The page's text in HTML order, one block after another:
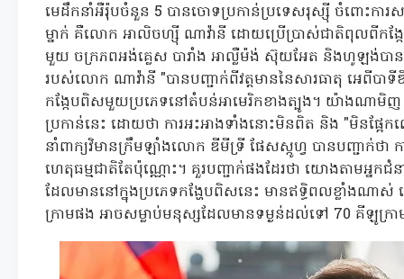
មេដឹកនាំអឺរ៉ុបចំនួន 5 បានចោទប្រកាន់ប្រទេសរុស្ស៊ី ចំពោះការស
ម្នាក់ គឺលោក អាលិចហ្ស៊ី ណាវ៉ានី ដោយប្រើប្រាស់ជាតិពុលពីកង្ក
មួយ ចក្រភពអង់គ្លេស បារាំង អាល្លឺម៉ង់ ស៊ុយអែត និងហូឡង់បា
របស់លោក ណាវ៉ានី "បានបញ្ជាក់ពីវត្តមាននៃសារធាតុ អេពីប
កង្កែបពិសមួយប្រភេទនៅតំបន់អាមេរិកខាងត្បូង។ យ៉ាងណាមិញ
ប្រកាន់នេះ ដោយថា ការអះអាងទាំងនោះមិនពិត និង "មិនផ្អ
នាំពាក្យវិមានក្រឹមឡាំងលោក ឌីមីទ្រី ផែសស្កូហ្វ បានបញ្ជាក់
ហេតុធម្មជាតិតែប៉ុណ្ណោះ។ គួរបញ្ជាក់ផងដែរថា យោងតាមអ្ន
ដែលមាននៅក្នុងប្រភេទកង្ហែបពិសនេះ មានឥទ្ធិពលខ្លាំងណ
ក្រាមផង អាចសម្លាប់មនុស្សដែលមានទម្ងន់ដល់ទៅ 70 គីឡូក្រា